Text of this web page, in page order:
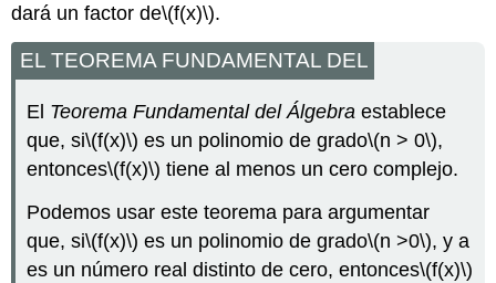
dará un factor de\(f(x)\).
EL TEOREMA FUNDAMENTAL DEL
El Teorema Fundamental del Álgebra establece
que, si\(f(x)\) es un polinomio de grado\(n > 0\),
entonces\(f(x)\) tiene al menos un cero complejo.
Podemos usar este teorema para argumentar
que, si\(f(x)\) es un polinomio de grado\(n >0\), y a
es un número real distinto de cero, entonces\(f(x)\)